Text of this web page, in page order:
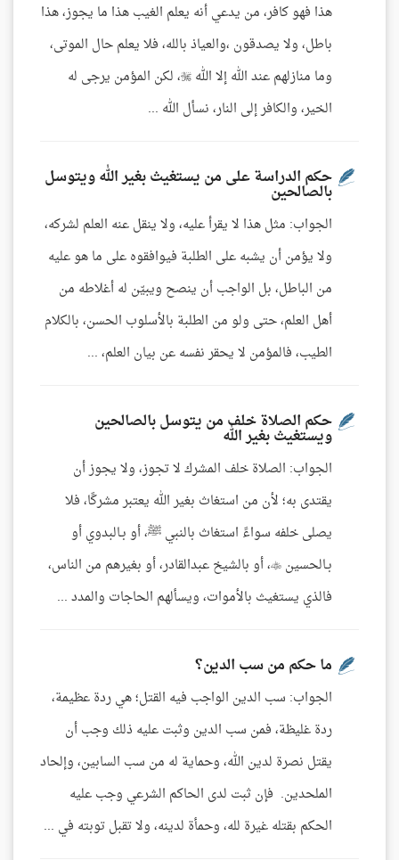
هذا فهو كافر، من يدعي أنه يعلم الغيب هذا ما يجوز، هذا
باطل، ولا يصدقون ،والعياذ بالله، فلا يعلم حال الموتى،
وما منازلهم عند الله إلا الله ، لكن المؤمن يرجى له
الخير، والكافر إلى النار، نسأل الله ...
حكم الدراسة على من يستغيث بغير الله ويتوسل
بالصالحين
الجواب: مثل هذا لا يقرأ عليه، ولا ينقل عنه العلم لشركه،
ولا يؤمن أن يشبه على الطلبة فيوافقوه على ما هو عليه
من الباطل، بل الواجب أن ينصح ويبيّن له أغلاطه من
أهل العلم، حتى ولو من الطلبة بالأسلوب الحسن، بالكلام
الطيب، فالمؤمن لا يحقر نفسه عن بيان العلم، ...
حكم الصلاة خلف من يتوسل بالصالحين
ويستغيث بغير الله
الجواب: الصلاة خلف المشرك لا تجوز، ولا يجوز أن
يقتدى به؛ لأن من استغاث بغير الله يعتبر مشركًا، فلا
يصلى خلفه سواءً استغاث بالنبي ﷺ، أو بـالبدوي أو
بـالحسين ، أو بالشيخ عبدالقادر، أو بغيرهم من الناس،
فالذي يستغيث بالأموات، ويسألهم الحاجات والمدد ...
ما حكم من سب الدين؟
الجواب: سب الدين الواجب فيه القتل؛ هي ردة عظيمة،
ردة غليظة، فمن سب الدين وثبت عليه ذلك وجب أن
يقتل نصرة لدين الله، وحماية له من سب السابين، وإلحاد
الملحدين. فإن ثبت لدى الحاكم الشرعي وجب عليه
الحكم بقتله غيرة لله، وحمأة لدينه، ولا تقبل توبته في ...